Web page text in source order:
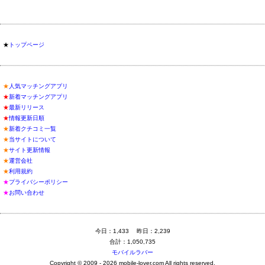
★ トップページ
★人気マッチングアプリ
★新着マッチングアプリ
★最新リリース
★情報更新日順
★新着クチコミ一覧
★当サイトについて
★サイト更新情報
★運営会社
★利用規約
★プライバシーポリシー
★お問い合わせ
今日：1,433 昨日：2,239
合計：1,050,735
モバイルラバー
Copyright © 2009 - 2026 mobile-lover.com All rights reserved.